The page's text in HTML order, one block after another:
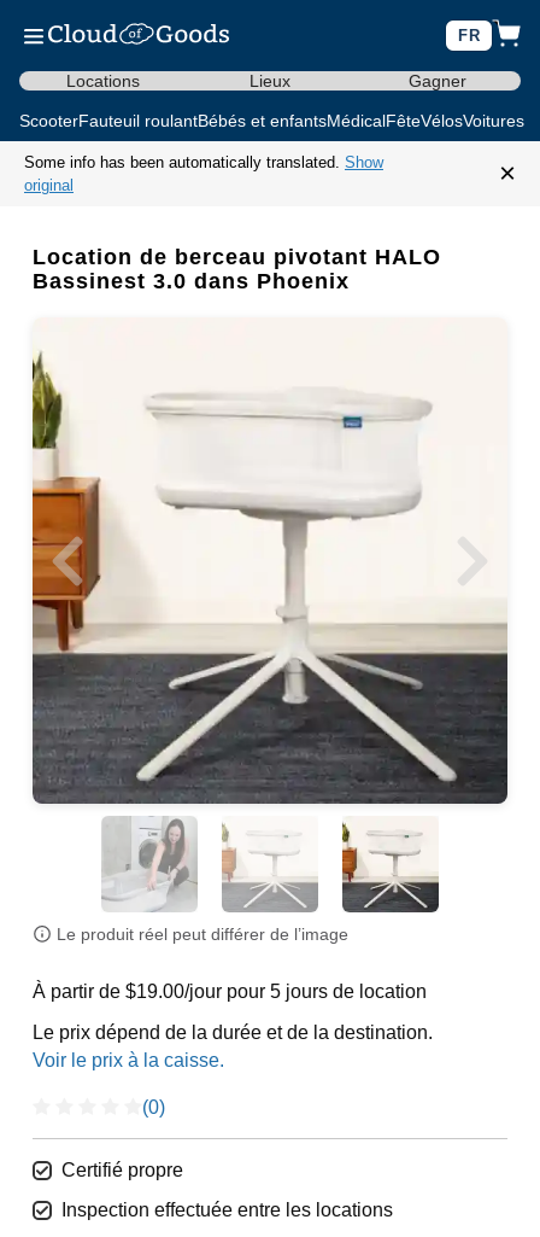
FR
Locations Lieux Gagner
ScooterFauteuil roulantBébés et enfantsMédicalFêteVélosVoitures
Some info has been automatically translated. Show
original
×
Location de berceau pivotant HALO
Bassinest 3.0 dans Phoenix
Le produit réel peut différer de l’image
À partir de $19.00/jour pour 5 jours de location
Le prix dépend de la durée et de la destination.
(0)
Certifié propre
Inspection effectuée entre les locations